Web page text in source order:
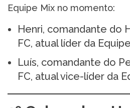
Equipe Mix no momento:
Henri, comandante do
FC, atual líder da
Luís, comandante do
FC, atual vice-líder da